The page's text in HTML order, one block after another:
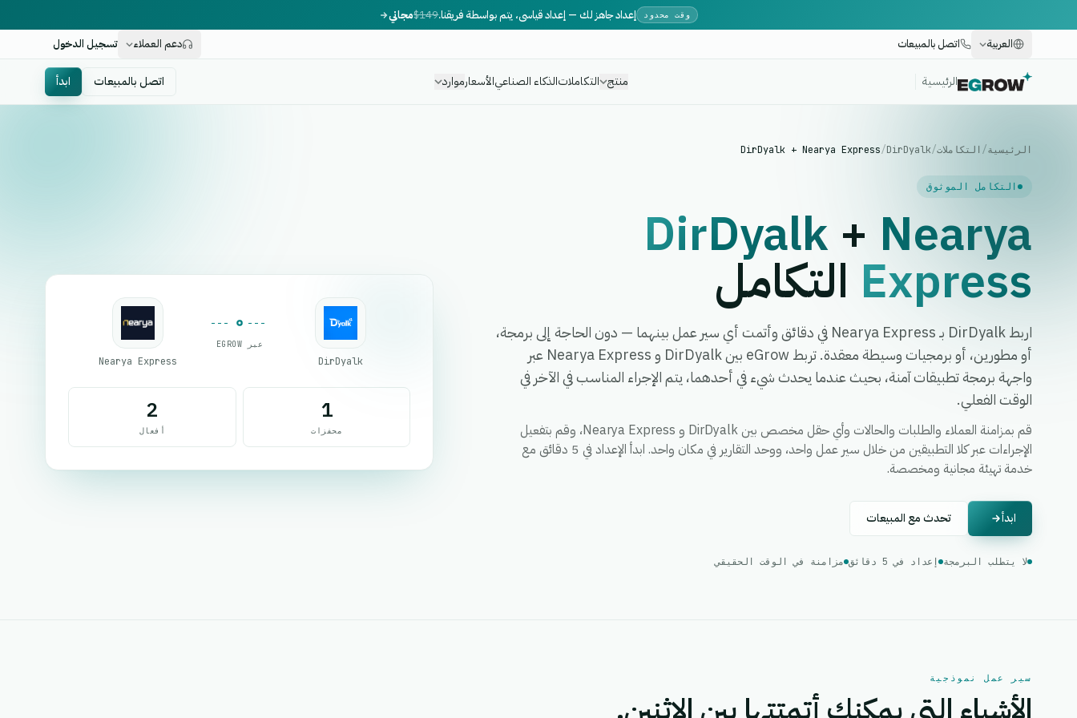
وقت محدود إعداد جاهز لك — إعداد قياسي، يتم بواسطة فريقنا.$149مجاني
العربية
اتصل بالمبيعات دعم العملاء تسجيل الدخول
الرئيسية منتج التكاملاتالذكاء الصناعيالأسعارموارد اتصل بالمبيعات ابدأ
الرئيسية/ التكاملات/
DirDyalk
/
DirDyalk + Nearya Express
التكامل الموثوق
DirDyalk + Nearya
Express التكامل
اربط DirDyalk بـ Nearya Express في دقائق وأتمت أي سير عمل بينهما — دون الحاجة إلى برمجة،
أو مطورين، أو برمجيات وسيطة معقدة. تربط eGrow بين DirDyalk و Nearya Express عبر
واجهة برمجة تطبيقات آمنة، بحيث عندما يحدث شيء في أحدهما، يتم الإجراء المناسب في الآخر في
الوقت الفعلي.
قم بمزامنة العملاء والطلبات والحالات وأي حقل مخصص بين DirDyalk و Nearya Express، وقم بتفعيل
الإجراءات عبر كلا التطبيقين من خلال سير عمل واحد، ووحد التقارير في مكان واحد. ابدأ الإعداد في 5 دقائق مع
خدمة تهيئة مجانية ومخصصة.
ابدأ تحدث مع المبيعات
لا يتطلب البرمجة إعداد في 5 دقائق مزامنة في الوقت الحقيقي
DirDyalk
عبر EGROW
Nearya Express
1
محفزات
2
أفعال
سير عمل نموذجية